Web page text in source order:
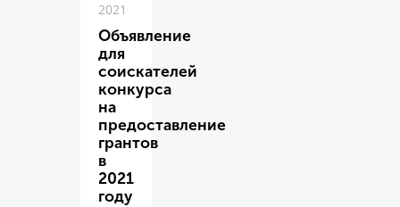
2021
Объявление
для
соискателей
конкурса
на
предоставление
грантов
в
2021
году